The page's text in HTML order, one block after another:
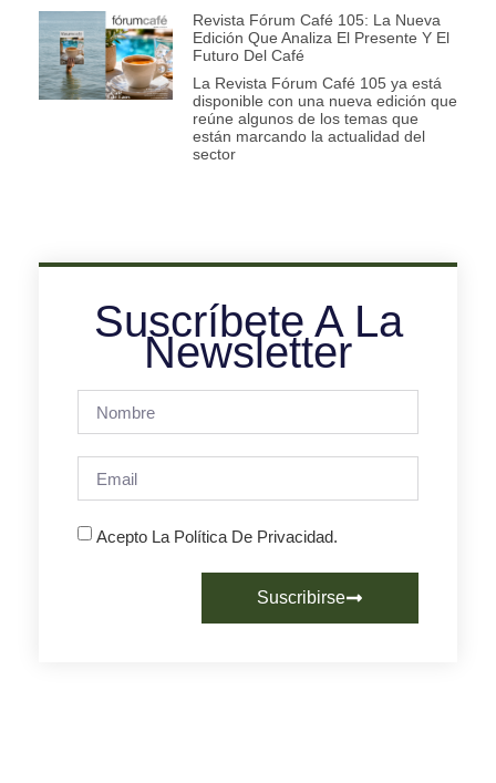
Revista Fórum Café 105: La Nueva
Edición Que Analiza El Presente Y El
Futuro Del Café
La Revista Fórum Café 105 ya está
disponible con una nueva edición que
reúne algunos de los temas que
están marcando la actualidad del
sector
Suscríbete A La
Newsletter
Acepto La Política De Privacidad.
Suscribirse